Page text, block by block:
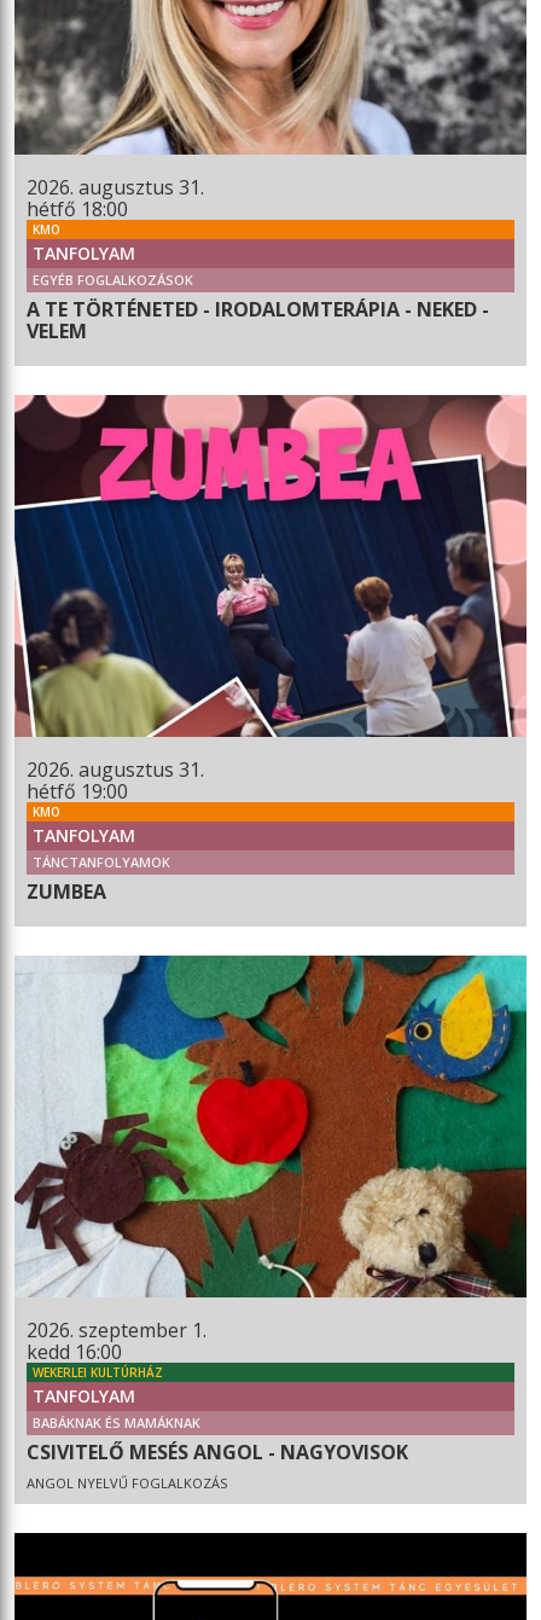
2026. augusztus 31.
hétfő 18:00
KMO
TANFOLYAM
EGYÉB FOGLALKOZÁSOK
A TE TÖRTÉNETED - IRODALOMTERÁPIA - NEKED -
VELEM
2026. augusztus 31.
hétfő 19:00
KMO
TANFOLYAM
TÁNCTANFOLYAMOK
ZUMBEA
2026. szeptember 1.
kedd 16:00
WEKERLEI KULTÚRHÁZ
TANFOLYAM
BABÁKNAK ÉS MAMÁKNAK
CSIVITELŐ MESÉS ANGOL - NAGYOVISOK
ANGOL NYELVŰ FOGLALKOZÁS